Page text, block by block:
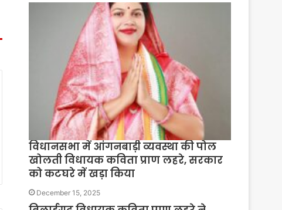
विधानसभा में आंगनबाड़ी व्यवस्था की पोल
खोलती विधायक कविता प्राण लहरे, सरकार
को कटघरे में खड़ा किया
December 15, 2025